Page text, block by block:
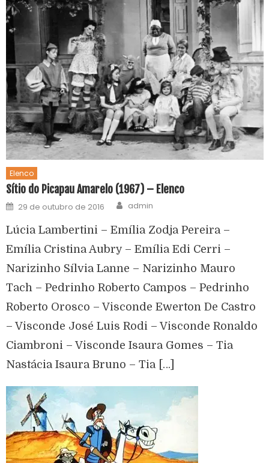
Elenco
Sítio do Picapau Amarelo (1967) – Elenco
29 de outubro de 2016 admin
Lúcia Lambertini – Emília Zodja Pereira –
Emília Cristina Aubry – Emília Edi Cerri –
Narizinho Sílvia Lanne – Narizinho Mauro
Tach – Pedrinho Roberto Campos – Pedrinho
Roberto Orosco – Visconde Ewerton De Castro
– Visconde José Luis Rodi – Visconde Ronaldo
Ciambroni – Visconde Isaura Gomes – Tia
Nastácia Isaura Bruno – Tia […]